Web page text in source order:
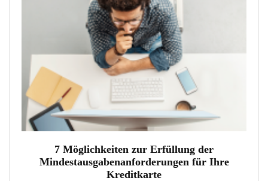
7 Möglichkeiten zur Erfüllung der
Mindestausgabenanforderungen für Ihre
Kreditkarte